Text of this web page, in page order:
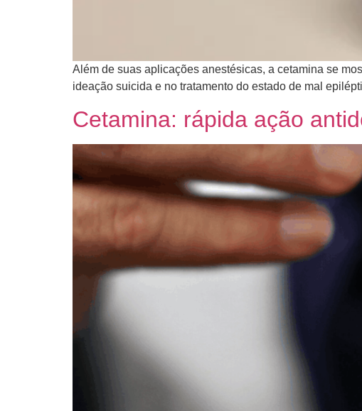
Além de suas aplicações anestésicas, a cetamina se
ideação suicida e no tratamento do estado de mal
Cetamina: rápida ação